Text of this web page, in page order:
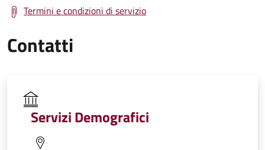
Termini e condizioni di servizio
Contatti
Servizi Demografici